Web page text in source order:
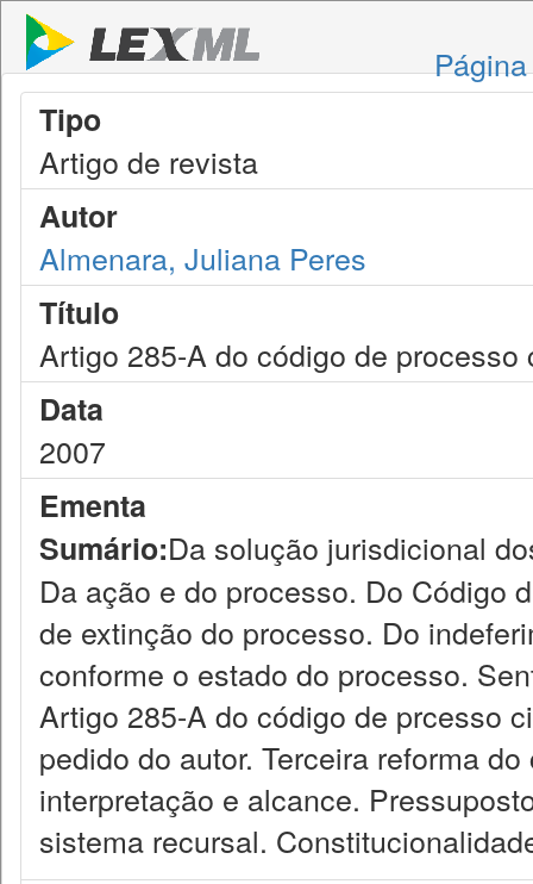
Tipo
Artigo de revista
Autor
Almenara, Juliana Peres
Título
Artigo 285-A do código de processo
Data
2007
Ementa
Sumário:Da solução jurisdicional
Da ação e do processo. Do Código
de extinção do processo. Do
conforme o estado do processo.
Artigo 285-A do código de prcesso
pedido do autor. Terceira reforma
interpretação e alcance.
sistema recursal.